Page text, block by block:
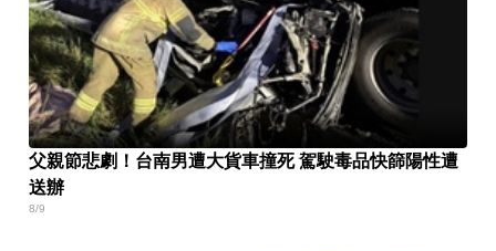
父親節悲劇！台南男遭大貨車撞死 駕駛毒品快篩陽性遭
送辦
8/9